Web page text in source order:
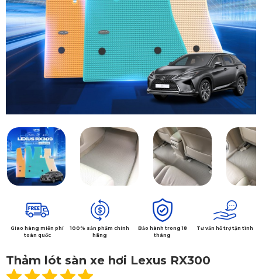
Giao hàng miễn phí
toàn quốc
100% sản phẩm chính
hãng
Bảo hành trong 18
tháng
Tư vấn hỗ trợ tận tình
Thảm lót sàn xe hơi Lexus RX300